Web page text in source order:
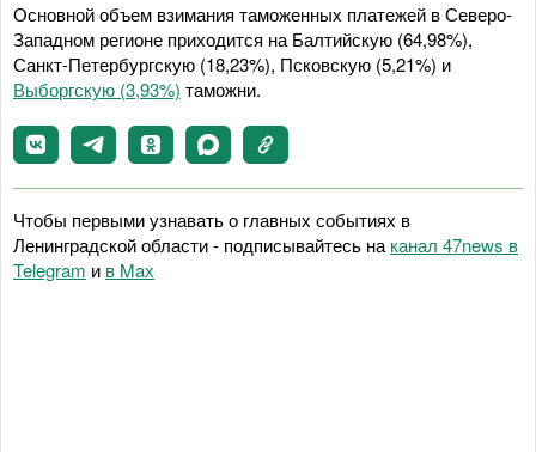
Основной объем взимания таможенных платежей в Северо-
Западном регионе приходится на Балтийскую (64,98%),
Санкт-Петербургскую (18,23%), Псковскую (5,21%) и
Выборгскую (3,93%) таможни.
Чтобы первыми узнавать о главных событиях в
Ленинградской области - подписывайтесь на канал 47news в
Telegram и в Maх